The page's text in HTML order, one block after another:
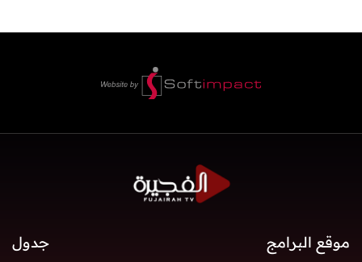
موقع البرامج
جدول